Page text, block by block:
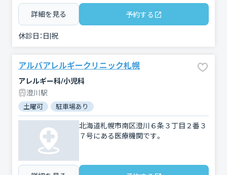
詳細を見る 予約する
休診日： 日|祝
アルバアレルギークリニック札幌
アレルギー科/小児科
澄川駅
土曜可 駐車場あり
北海道札幌市南区澄川６条３丁目２番３
７号にある医療機関です。